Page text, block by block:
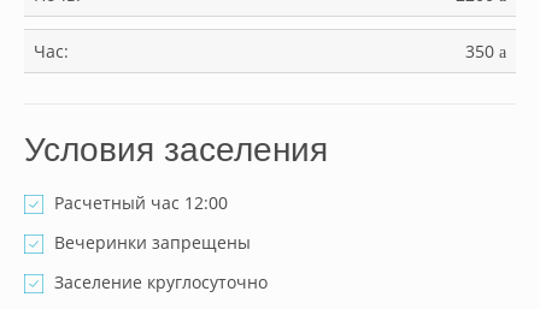
Час: 350 a
Условия заселения
Расчетный час 12:00
Вечеринки запрещены
Заселение круглосуточно